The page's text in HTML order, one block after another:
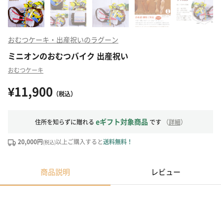
おむつケーキ・出産祝いのラグーン
ミニオンのおむつバイク 出産祝い
おむつケーキ
¥11,900 （税込）
住所を知らずに贈れる eギフト対象商品 です （詳細）
20,000円(税込)以上ご購入すると送料無料！
商品説明 レビュー